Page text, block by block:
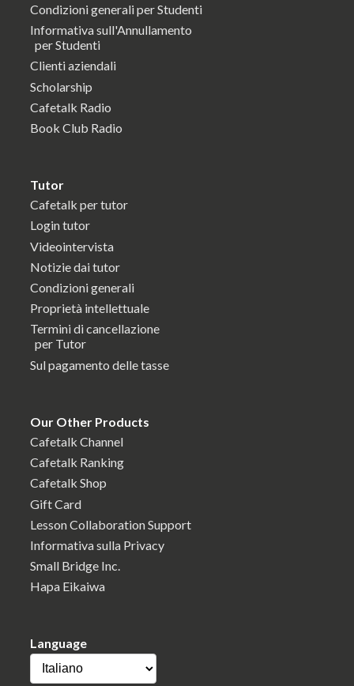
Condizioni generali per Studenti
Informativa sull'Annullamento
per Studenti
Clienti aziendali
Scholarship
Cafetalk Radio
Book Club Radio
Tutor
Cafetalk per tutor
Login tutor
Videointervista
Notizie dai tutor
Condizioni generali
Proprietà intellettuale
Termini di cancellazione
per Tutor
Sul pagamento delle tasse
Our Other Products
Cafetalk Channel
Cafetalk Ranking
Cafetalk Shop
Gift Card
Lesson Collaboration Support
Informativa sulla Privacy
Small Bridge Inc.
Hapa Eikaiwa
Language